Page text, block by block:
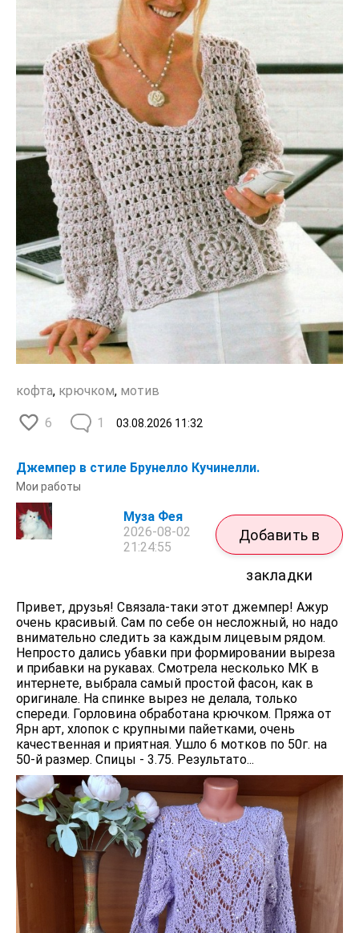
кофта, крючком, мотив
6 03.08.2026 11:32
1
Джемпер в стиле Брунелло Кучинелли.
Мои работы
Муза Фея
2026-08-02
21:24:55
Добавить в
закладки
Привет, друзья! Связала-таки этот джемпер! Ажур
очень красивый. Сам по себе он несложный, но надо
внимательно следить за каждым лицевым рядом.
Непросто дались убавки при формировании выреза
и прибавки на рукавах. Смотрела несколько МК в
интернете, выбрала самый простой фасон, как в
оригинале. На спинке вырез не делала, только
спереди. Горловина обработана крючком. Пряжа от
Ярн арт, хлопок с крупными пайетками, очень
качественная и приятная. Ушло 6 мотков по 50г. на
50-й размер. Спицы - 3.75. Результато...